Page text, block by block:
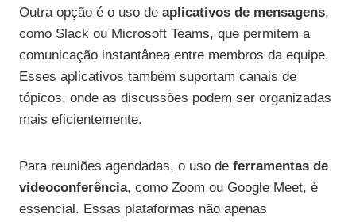
Outra opção é o uso de aplicativos de mensagens,
como Slack ou Microsoft Teams, que permitem a
comunicação instantânea entre membros da equipe.
Esses aplicativos também suportam canais de
tópicos, onde as discussões podem ser organizadas
mais eficientemente.
Para reuniões agendadas, o uso de ferramentas de
videoconferência, como Zoom ou Google Meet, é
essencial. Essas plataformas não apenas